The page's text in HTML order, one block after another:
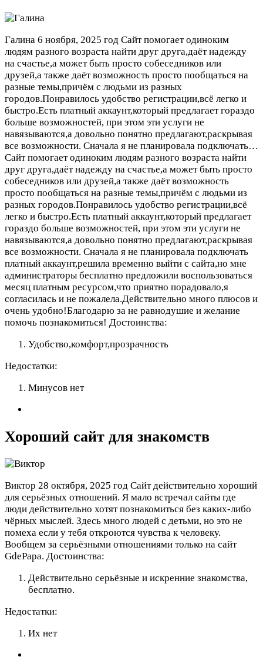
Галина 6 ноября, 2025 год Сайт помогает одиноким
людям разного возраста найти друг друга,даёт надежду
на счастье,а может быть просто собеседников или
друзей,а также даёт возможность просто пообщаться на
разные темы,причём с людьми из разных
городов.Понравилось удобство регистрации,всё легко и
быстро.Есть платный аккаунт,который предлагает гораздо
больше возможностей, при этом эти услуги не
навязываются,а довольно понятно предлагают,раскрывая
все возможности. Сначала я не планировала подключать…
Сайт помогает одиноким людям разного возраста найти
друг друга,даёт надежду на счастье,а может быть просто
собеседников или друзей,а также даёт возможность
просто пообщаться на разные темы,причём с людьми из
разных городов.Понравилось удобство регистрации,всё
легко и быстро.Есть платный аккаунт,который предлагает
гораздо больше возможностей, при этом эти услуги не
навязываются,а довольно понятно предлагают,раскрывая
все возможности. Сначала я не планировала подключать
платный аккаунт,решила временно выйти с сайта,но мне
администраторы бесплатно предложили воспользоваться
месяц платным ресурсом,что приятно порадовало,я
согласилась и не пожалела.Действительно много плюсов и
очень удобно!Благодарю за не равнодушие и желание
помочь познакомиться! Достоинства:
Удобство,комфорт,прозрачность
Недостатки:
Минусов нет
Хороший сайт для знакомств
Виктор 28 октября, 2025 год Сайт действительно хороший
для серьёзных отношений. Я мало встречал сайты где
люди действительно хотят познакомиться без каких-либо
чёрных мыслей. Здесь много людей с детьми, но это не
помеха если у тебя откроются чувства к человеку.
Вообщем за серьёзными отношениями только на сайт
GdePapa. Достоинства:
Действительно серьёзные и искренние знакомства,
бесплатно.
Недостатки:
Их нет